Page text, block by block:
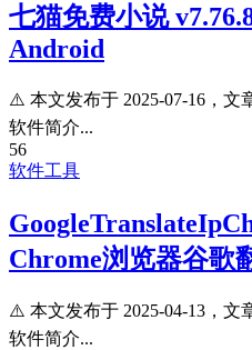
七猫免费小说
Android
⚠️ 本文发布于 2025-07-16，文
软件简介...
56
软件工具
Chrome浏览器谷歌
⚠️ 本文发布于 2025-04-13，文
软件简介...